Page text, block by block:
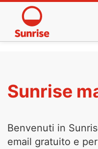
Sunrise
Benvenuti in
email gratuito e